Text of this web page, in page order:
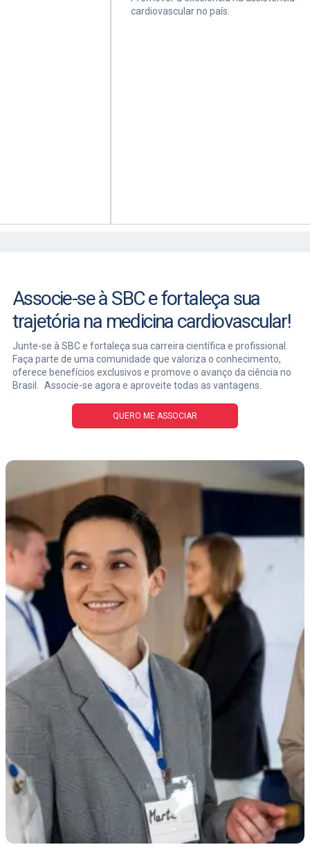
cardiovascular no país.
Associe-se à SBC e fortaleça sua
trajetória na medicina cardiovascular!
Junte-se à SBC e fortaleça sua carreira científica e profissional.
Faça parte de uma comunidade que valoriza o conhecimento,
oferece benefícios exclusivos e promove o avanço da ciência no
Brasil. Associe-se agora e aproveite todas as vantagens.
QUERO ME ASSOCIAR